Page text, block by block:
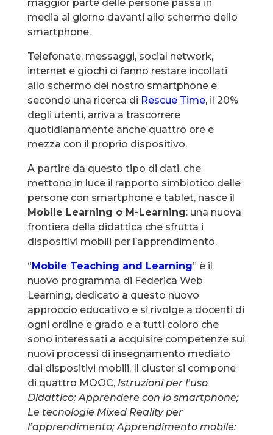
maggior parte delle persone passa in
media al giorno davanti allo schermo dello
smartphone.
Telefonate, messaggi, social network,
internet e giochi ci fanno restare incollati
allo schermo del nostro smartphone e
secondo una ricerca di Rescue Time, il 20%
degli utenti, arriva a trascorrere
quotidianamente anche quattro ore e
mezza con il proprio dispositivo.
A partire da questo tipo di dati, che
mettono in luce il rapporto simbiotico delle
persone con smartphone e tablet, nasce il
Mobile Learning o M-Learning: una nuova
frontiera della didattica che sfrutta i
dispositivi mobili per l’apprendimento.
“ Mobile Teaching and Learning” è il
nuovo programma di Federica Web
Learning, dedicato a questo nuovo
approccio educativo e si rivolge a docenti di
ogni ordine e grado e a tutti coloro che
sono interessati a acquisire competenze sui
nuovi processi di insegnamento mediato
dai dispositivi mobili. Il cluster si compone
di quattro MOOC, Istruzioni per l’uso
Didattico; Apprendere con lo smartphone;
Le tecnologie Mixed Reality per
l’apprendimento; Apprendimento mobile: